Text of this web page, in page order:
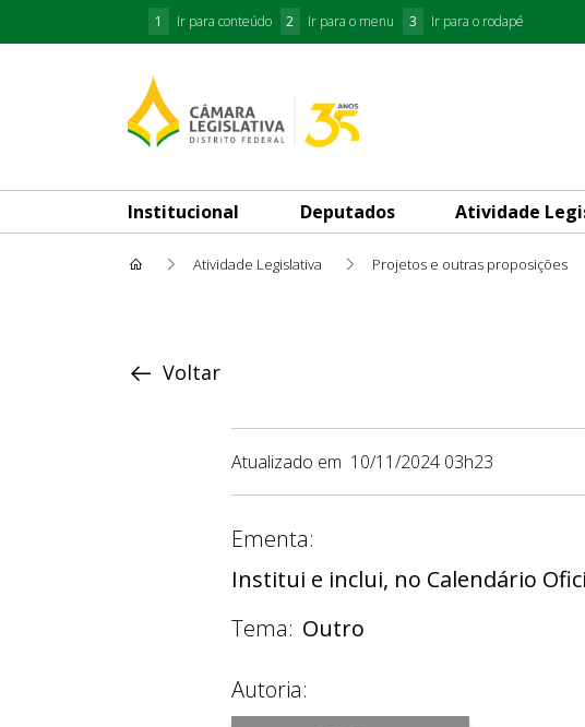
1 Ir para conteúdo 2 Ir para o menu 3 Ir para o rodapé
Institucional Deputados Atividade
Atividade Legislativa Projetos e outras proposições
Voltar
Atualizado em 10/11/2024 03h23
Ementa:
Institui e inclui, no Calendário
Tema: Outro
Autoria: